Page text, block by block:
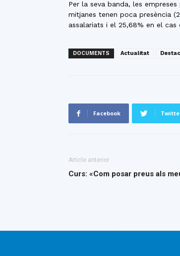
Per la seva banda, les
mitjanes tenen poca presència
assalariats i el 25,68% en el cas
DOCUMENTS Actualitat
Facebook
Article anterior
Curs: «Com posar preus als